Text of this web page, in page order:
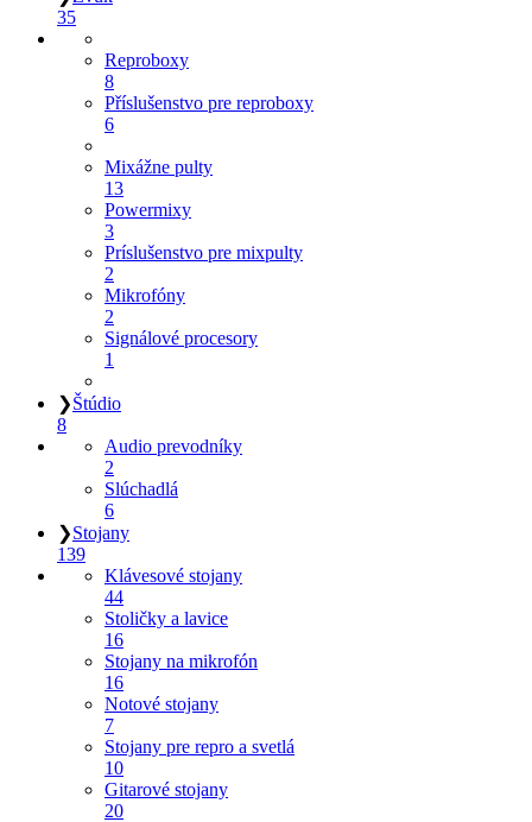
35
Reproboxy
8
Příslušenstvo pre reproboxy
6
Mixážne pulty
13
Powermixy
3
Príslušenstvo pre mixpulty
2
Mikrofóny
2
Signálové procesory
1
❯Štúdio
8
Audio prevodníky
2
Slúchadlá
6
❯Stojany
139
Klávesové stojany
44
Stoličky a lavice
16
Stojany na mikrofón
16
Notové stojany
7
Stojany pre repro a svetlá
10
Gitarové stojany
20